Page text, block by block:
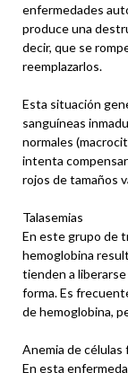
enfermedades
produce una
decir, que se
reemplazarlos.
Esta situación
sanguíneas
normales
intenta
rojos de tamaños
Talasemias
En este grupo de
hemoglobina
tienden a
forma. Es
de hemoglobina,
Anemia de células
En esta